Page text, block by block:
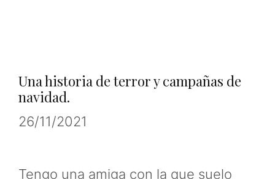
Una historia de terror y campañas de
navidad.
26/11/2021
Tengo una amiga con la que suelo